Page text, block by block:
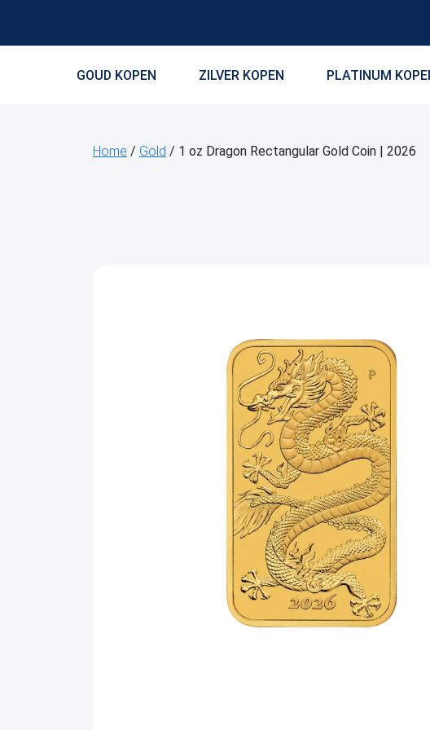
GOUD KOPEN ZILVER KOPEN PLATINUM
Home / Gold / 1 oz Dragon Rectangular Gold Coin | 2026